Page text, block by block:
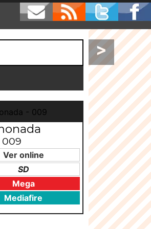
>
009
Ver online
SD
Mega
Mediafire